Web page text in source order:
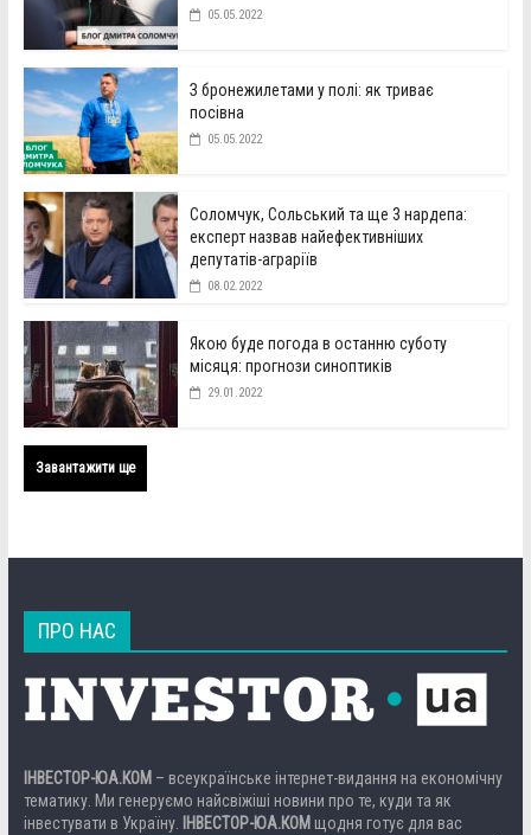
05.05.2022
З бронежилетами у полі: як триває
посівна
05.05.2022
Соломчук, Сольський та ще 3 нардепа:
експерт назвав найефективніших
депутатів-аграріїв
08.02.2022
Якою буде погода в останню суботу
місяця: прогнози синоптиків
29.01.2022
Завантажити ще
ПРО НАС
ІНВЕСТОР-ЮА.КОМ – всеукраїнське інтернет-видання на економічну
тематику. Ми генеруємо найсвіжіші новини про те, куди та як
інвестувати в Україну.
ІНВЕСТОР-ЮА.КОМ щодня готує для вас